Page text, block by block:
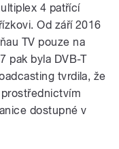
4 patřící
Od září 2016
TV pouze na
pak byla DVB-T
tvrdila, že
dostupné v